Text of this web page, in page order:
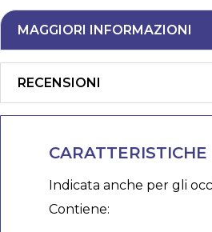
MAGGIORI INFORMAZIONI
RECENSIONI
CARATTERISTICHE
Indicata anche per gli
Contiene: